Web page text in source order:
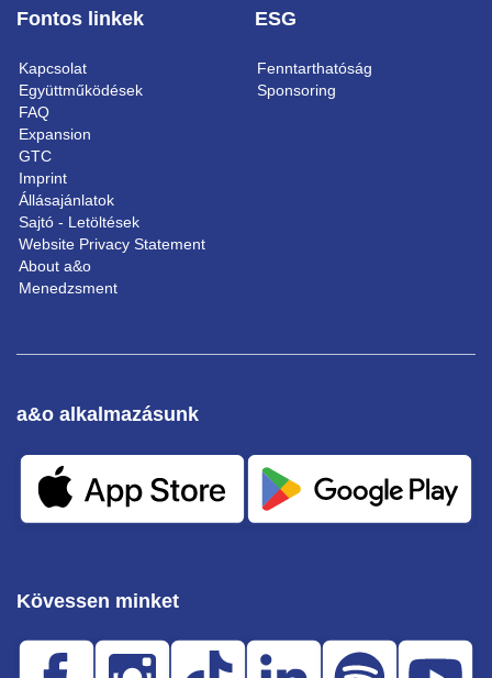
Fontos linkek
Kapcsolat
Együttműködések
FAQ
Expansion
GTC
Imprint
Állásajánlatok
Sajtó - Letöltések
Website Privacy Statement
About a&o
Menedzsment
ESG
Fenntarthatóság
Sponsoring
Kövessen minket
a&o alkalmazásunk